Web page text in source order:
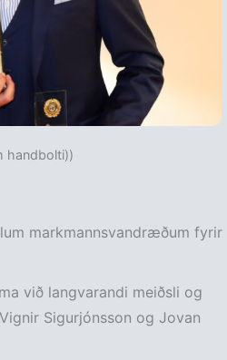
handbolti))
markmannsvandræðum fyrir
við langvarandi meiðsli og
Sigurjónsson og Jovan